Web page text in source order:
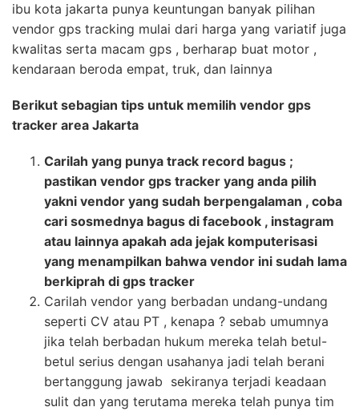
ibu kota jakarta punya keuntungan banyak pilihan
vendor gps tracking mulai dari harga yang variatif juga
kwalitas serta macam gps , berharap buat motor ,
kendaraan beroda empat, truk, dan lainnya
Berikut sebagian tips untuk memilih vendor gps
tracker area Jakarta
Carilah yang punya track record bagus ;
pastikan vendor gps tracker yang anda pilih
yakni vendor yang sudah berpengalaman , coba
cari sosmednya bagus di facebook , instagram
atau lainnya apakah ada jejak komputerisasi
yang menampilkan bahwa vendor ini sudah lama
berkiprah di gps tracker
Carilah vendor yang berbadan undang-undang
seperti CV atau PT , kenapa ? sebab umumnya
jika telah berbadan hukum mereka telah betul-
betul serius dengan usahanya jadi telah berani
bertanggung jawab sekiranya terjadi keadaan
sulit dan yang terutama mereka telah punya tim